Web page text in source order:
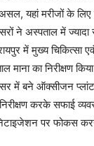
यहां मरीजों के लिए
ने अस्पताल में
में मुख्य चिकित्सा
माना का निरीक्षण
में बने ऑक्सीजन प्लांट
करके सफाई
पर फोकस